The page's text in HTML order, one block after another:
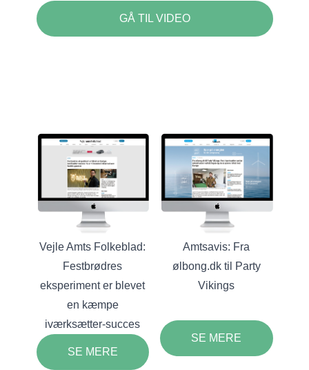
GÅ TIL VIDEO
Vejle Amts Folkeblad:
Festbrødres
eksperiment er blevet
en kæmpe
iværksætter-succes
SE MERE
Amtsavis: Fra
ølbong.dk til Party
Vikings
SE MERE